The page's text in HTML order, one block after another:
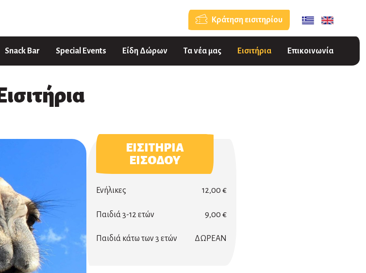
Κράτηση εισιτηρίου
Snack Bar Special Events Είδη Δώρων Τα νέα μας Εισιτήρια Επικοινωνία
Εισιτήρια
ΕΙΣΙΤΗΡΙΑ
ΕΙΣΟΔΟΥ
Ενήλικες 12,00 €
Παιδιά 3-12 ετών 9,00 €
Παιδιά κάτω των 3 ετών ΔΩΡΕΑΝ